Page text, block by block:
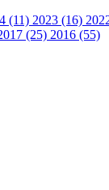
(11) 2023 (16)
(25) 2016 (55)